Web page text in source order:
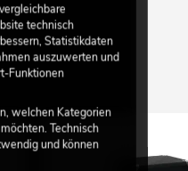
technisch
Statistikdaten
auszuwerten und
Funktionen
welchen Kategorien
Technisch
und können